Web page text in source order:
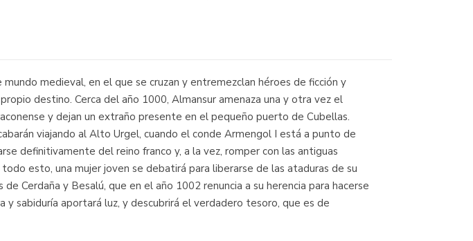
medieval, en el que se cruzan y entremezclan héroes de ficción y
destino. Cerca del año 1000, Almansur amenaza una y otra vez el
y dejan un extraño presente en el pequeño puerto de Cubellas.
viajando al Alto Urgel, cuando el conde Armengol I está a punto de
definitivamente del reino franco y, a la vez, romper con las antiguas
esto, una mujer joven se debatirá para liberarse de las ataduras de su
Cerdaña y Besalú, que en el año 1002 renuncia a su herencia para hacerse
y sabiduría aportará luz, y descubrirá el verdadero tesoro, que es de